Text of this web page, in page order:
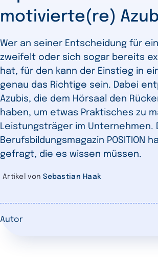
motivierte(re)
Wer an seiner Entscheidung für
zweifelt oder sich sogar bereits
hat, für den kann der Einstieg in
genau das Richtige sein. Dabei
Azubis, die dem Hörsaal den
haben, um etwas Praktisches zu
Leistungsträger im Unternehmen.
Berufsbildungsmagazin POSITION
gefragt, die es wissen müssen.
Artikel vonSebastian Haak
Autor